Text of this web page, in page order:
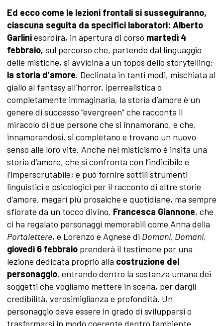
Ed ecco come le lezioni frontali si susseguiranno,
ciascuna seguita da specifici laboratori: Alberto
Garliniesordirà, in apertura di corso martedì 4
febbraio, sul percorso che, partendo dal linguaggio
delle mistiche, si avvicina a un topos dello storytelling:
la storia d’amore. Declinata in tanti modi, mischiata al
giallo al fantasy all’horror, iperrealistica o
completamente immaginaria, la storia d’amore è un
genere di successo “evergreen” che racconta il
miracolo di due persone che si innamorano, e che,
innamorandosi, si completano e trovano un nuovo
senso alle loro vite. Anche nel misticismo è insita una
storia d’amore, che si confronta con l’indicibile e
l’imperscrutabile; e può fornire sottili strumenti
linguistici e psicologici per il racconto di altre storie
d’amore, magari più prosaiche e quotidiane, ma sempre
sfiorate da un tocco divino. Francesca Giannone, che
ci ha regalato personaggi memorabili come Anna della
Portalettere, e Lorenzo e Agnese di Domani, Domani,
giovedì 6 febbraioprenderà il testimone per una
lezione dedicata proprio alla costruzione del
personaggio, entrando dentro la sostanza umana dei
soggetti che vogliamo mettere in scena, per dargli
credibilità, verosimiglianza e profondità. Un
personaggio deve essere in grado di svilupparsi o
trasformarsi in modo coerente dentro l’ambiente